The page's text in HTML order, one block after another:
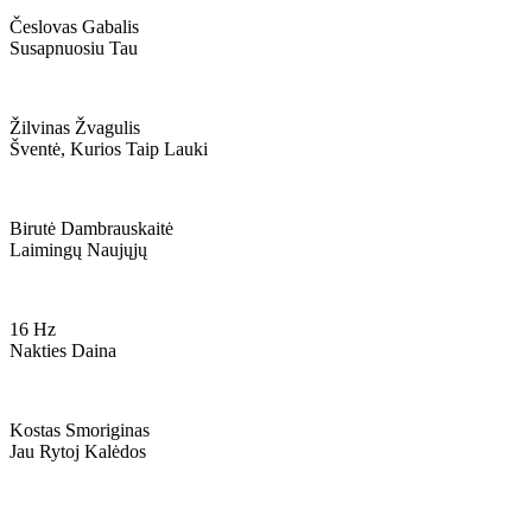
Česlovas Gabalis
Susapnuosiu Tau
Žilvinas Žvagulis
Šventė, Kurios Taip Lauki
Birutė Dambrauskaitė
Laimingų Naujųjų
16 Hz
Nakties Daina
Kostas Smoriginas
Jau Rytoj Kalėdos